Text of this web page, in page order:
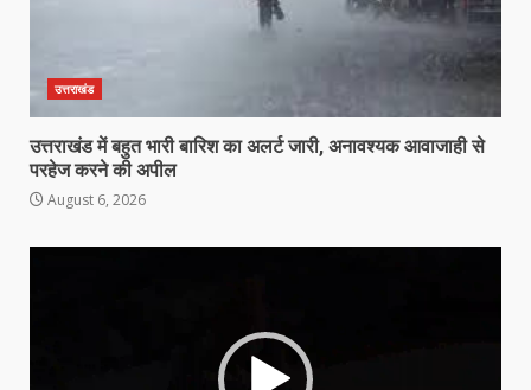
उत्तराखंड
उत्तराखंड में बहुत भारी बारिश का अलर्ट जारी, अनावश्यक आवाजाही से
परहेज करने की अपील
August 6, 2026